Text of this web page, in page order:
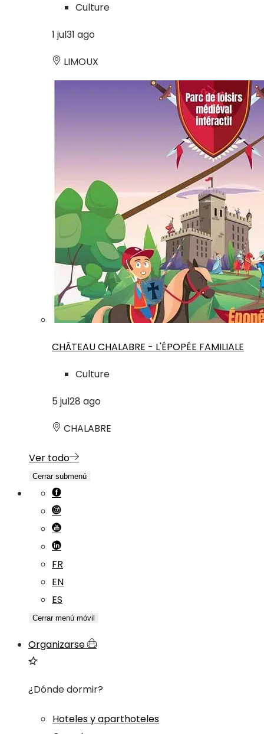
Culture
1 jul31 ago
LIMOUX
CHÂTEAU CHALABRE - L'ÉPOPÉE FAMILIALE
Culture
5 jul28 ago
CHALABRE
Ver todo
Cerrar submenú
FR
EN
ES
Cerrar menú móvil
Organizarse
¿Dónde dormir?
Hoteles y aparthoteles